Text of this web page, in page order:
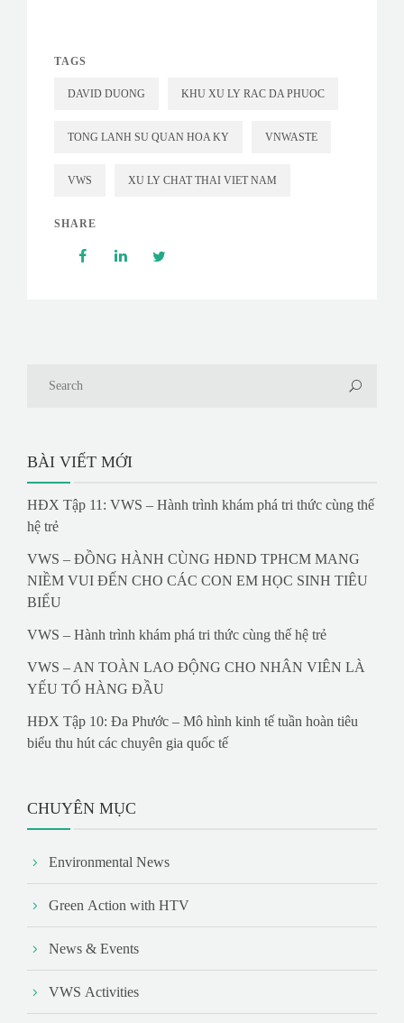
TAGS
DAVID DUONG KHU XU LY RAC DA PHUOC
TONG LANH SU QUAN HOA KY VNWASTE
VWS XU LY CHAT THAI VIET NAM
SHARE
BÀI VIẾT MỚI
HĐX Tập 11: VWS – Hành trình khám phá tri thức cùng thế
hệ trẻ
VWS – ĐỒNG HÀNH CÙNG HĐND TPHCM MANG
NIỀM VUI ĐẾN CHO CÁC CON EM HỌC SINH TIÊU
BIỂU
VWS – Hành trình khám phá tri thức cùng thế hệ trẻ
VWS – AN TOÀN LAO ĐỘNG CHO NHÂN VIÊN LÀ
YẾU TỐ HÀNG ĐẦU
HĐX Tập 10: Đa Phước – Mô hình kinh tế tuần hoàn tiêu
biểu thu hút các chuyên gia quốc tế
CHUYÊN MỤC
Environmental News
Green Action with HTV
News & Events
VWS Activities